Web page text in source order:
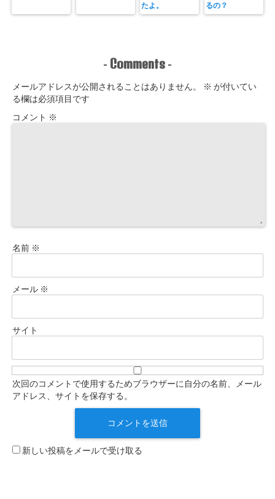
たよ。
るの？
- Comments -
メールアドレスが公開されることはありません。 ※ が付いてい
る欄は必須項目です
コメント ※
名前 ※
メール ※
サイト
次回のコメントで使用するためブラウザーに自分の名前、メール
アドレス、サイトを保存する。
新しい投稿をメールで受け取る